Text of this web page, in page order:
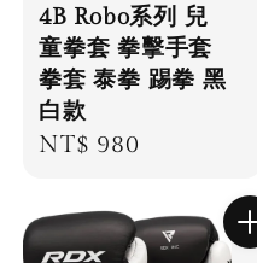
4B Robo系列 兒
童拳套 拳擊手套
拳套 泰拳 踢拳 黑
白款
Regular
NT$ 980